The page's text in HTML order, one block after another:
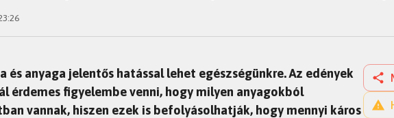
és anyaga jelentős hatással lehet egészségünkre. Az edények
érdemes figyelembe venni, hogy milyen anyagokból
vannak, hiszen ezek is befolyásolhatják, hogy mennyi káros